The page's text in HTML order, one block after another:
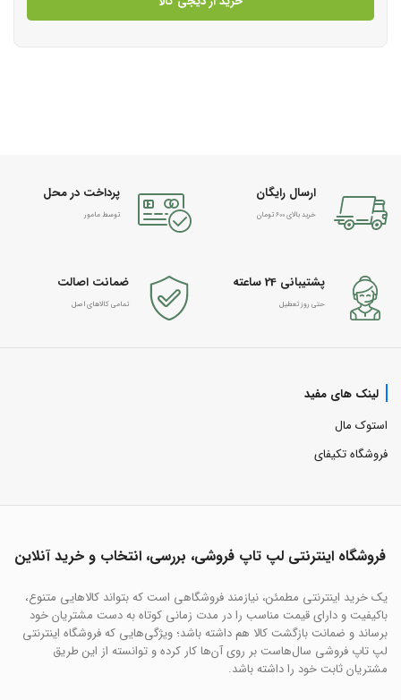
ارسال رایگان
خرید بالای 600 تومان
پرداخت در محل
توسط مامور
پشتیبانی 24 ساعته
حتی روز تعطیل
ضمانت اصالت
تمامی کالاهای اصل
لینک های مفید
استوک مال
فروشگاه تکیفای
فروشگاه اینترنتی لپ تاپ فروشی، بررسی، انتخاب و خرید آنلاین
یک خرید اینترنتی مطمئن، نیازمند فروشگاهی است که بتواند کالاهایی متنوع،
باکیفیت و دارای قیمت مناسب را در مدت زمانی کوتاه به دست مشتریان خود
برساند و ضمانت بازگشت کالا هم داشته باشد؛ ویژگی‌هایی که فروشگاه اینترنتی
لپ تاپ فروشی سال‌هاست بر روی آن‌ها کار کرده و توانسته از این طریق
مشتریان ثابت خود را داشته باشد.